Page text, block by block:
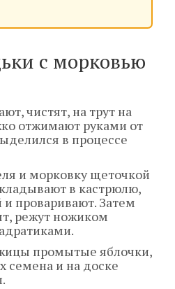
с морковью
чистят, на трут на
отжимают руками от
в процессе
и морковку щеточкой
в кастрюлю,
проваривают. Затем
режут ножиком
промытые яблочки,
семена и на доске